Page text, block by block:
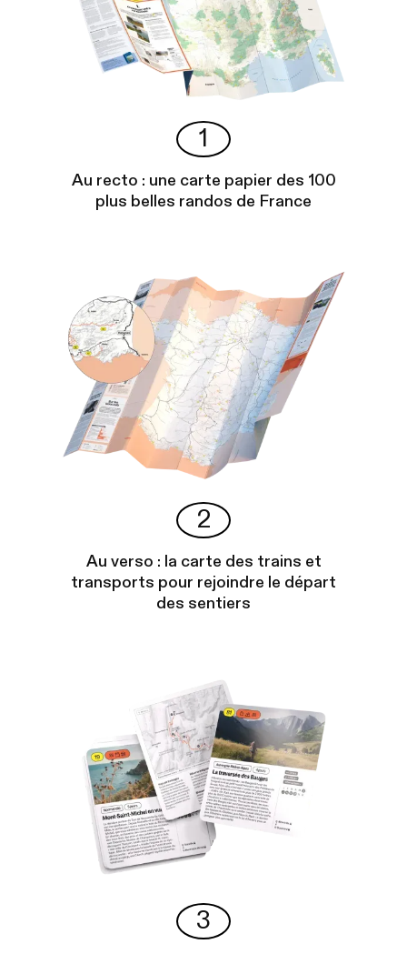
1
Au recto : une carte papier des 100
plus belles randos de France
2
Au verso : la carte des trains et
transports pour rejoindre le départ
des sentiers
3